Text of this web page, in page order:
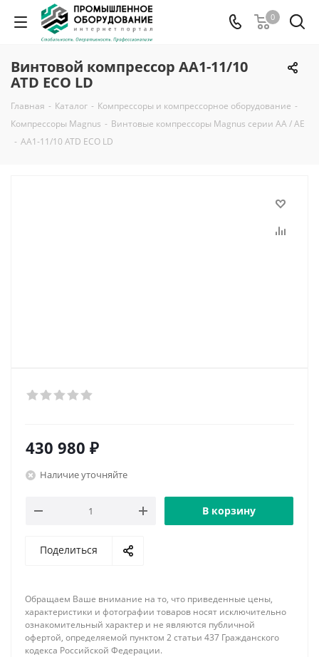
0
Винтовой компрессор AA1-11/10
ATD ECO LD
Главная - Каталог - Компрессоры и компрессорное оборудование -
Компрессоры Magnus - Винтовые компрессоры Magnus серии AA / AE
- AA1-11/10 ATD ECO LD
430 980 ₽
Наличие уточняйте
В корзину
Поделиться
Обращаем Ваше внимание на то, что приведенные цены,
характеристики и фотографии товаров носят исключительно
ознакомительный характер и не являются публичной
офертой, определяемой пунктом 2 статьи 437 Гражданского
кодекса Российской Федерации.